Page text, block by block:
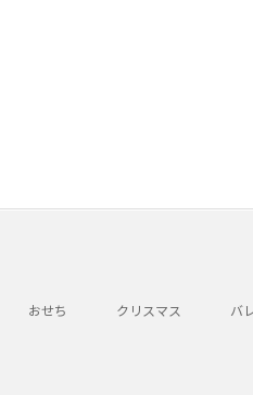
おせち クリスマス バ